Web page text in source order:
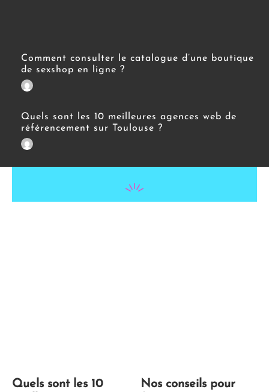
Comment consulter le catalogue d’une boutique
de sexshop en ligne ?
Quels sont les 10 meilleures agences web de
référencement sur Toulouse ?
Quels sont les 10
Nos conseils pour